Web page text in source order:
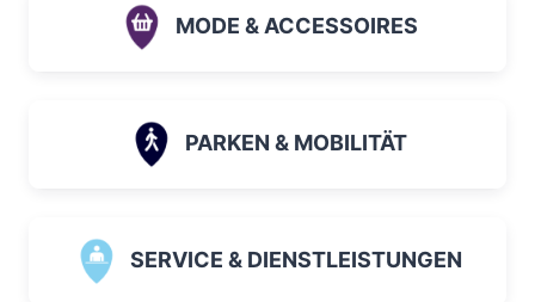
MODE & ACCESSOIRES
PARKEN & MOBILITÄT
SERVICE & DIENSTLEISTUNGEN